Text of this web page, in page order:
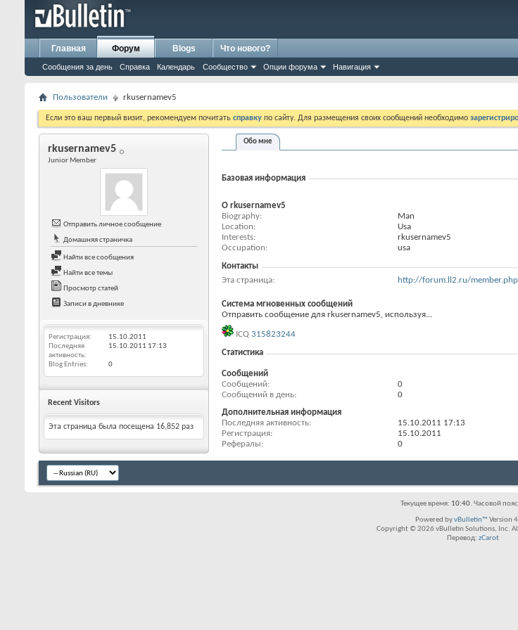
Главная Форум
Сообщения за день Справка Календарь Сообщество Опции форума Навигация
Blogs Что нового?
Пользователи rkusernamev5
Если это ваш первый визит, рекомендуем почитать справку по сайту. Для размещения своих сообщений необходимо
rkusernamev5
Junior Member
Отправить личное сообщение
Домашняя страничка
Найти все сообщения
Найти все темы
Просмотр статей
Записи в дневнике
Регистрация
15.10.2011
Последняя
активность
15.10.2011 17:13
Blog Entries 0
Recent Visitors
Эта страница была посещена 16,852 раз
Обо мне
Базовая информация
О rkusernamev5
Biography
Man
Location
Usa
Interests
rkusernamev5
Occupation
usa
Контакты
Эта страница
http://forum.ll2.ru/
Система мгновенных сообщений
Отправить сообщение для rkusernamev5, используя...
ICQ 315823244
Статистика
Сообщений
Сообщений
0
Сообщений в день
0
Дополнительная информация
Последняя активность
15.10.2011 17:13
Регистрация
15.10.2011
Рефералы
0
Текущее время: 10:40. Часовой
Powered byvBulletin™ Version
Copyright © 2026 vBulletin Solutions, Inc.
Перевод: zCarot